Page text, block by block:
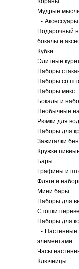
Мудрые
+-
Подарочный
бокалы и
Кубки
Элитные
Наборы
Наборы со
Наборы микс
Бокалы и
Необычные
Рюмки для
Наборы для
Зажигалки
Кружки
Бары
Графины и
Фляги и
Мини бары
Наборы для
Стопки
Наборы для
+- Настенные
элементами
Часы
Ключницы